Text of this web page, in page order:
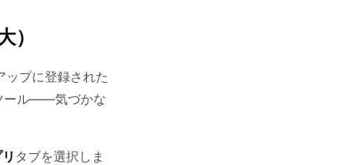
）
プに登録された
ール——気づかな
タブを選択しま